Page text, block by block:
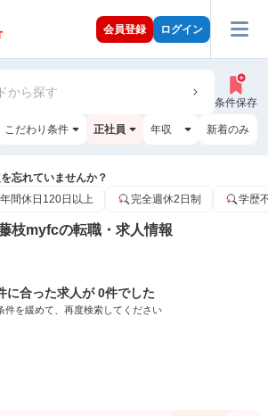
会員登録 ログイン
から探す
条件保存
こだわり条件 正社員 年収 新着のみ
忘れていませんか？
年間休日120日以上 完全週休2日制 学歴
枝myfcの転職・求人情報
に合った求人が 0件でした
件を緩めて、再度検索してください